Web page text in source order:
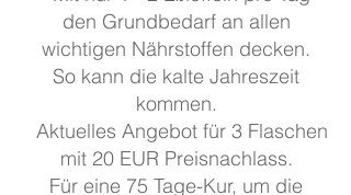
den Grundbedarf an allen
wichtigen Nährstoffen decken.
So kann die kalte Jahreszeit
kommen.
Aktuelles Angebot für 3 Flaschen
mit 20 EUR Preisnachlass.
Für eine 75 Tage-Kur, um die